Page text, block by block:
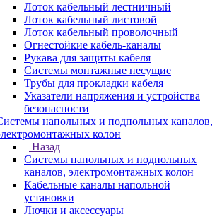
Лоток кабельный лестничный
Лоток кабельный листовой
Лоток кабельный проволочный
Огнестойкие кабель-каналы
Рукава для защиты кабеля
Системы монтажные несущие
Трубы для прокладки кабеля
Указатели напряжения и устройства
безопасности
напольных и подпольных каналов,
колон
Назад
Системы напольных и подпольных
каналов, электромонтажных колон
Кабельные каналы напольной
установки
Лючки и аксессуары